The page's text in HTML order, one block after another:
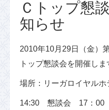
Ｃトップ懇
知らせ
2010年10月29日（金）
トップ懇談会を開催しま
場所：リーガロイヤルホ
14:30 懇談会 17：00